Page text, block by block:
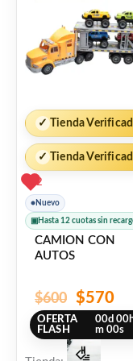
✓ Tienda
✓ Tienda
2
● Nuevo
▣ Hasta 12 cuotas sin
CAMION CON
AUTOS
$600
$600.
$570
OFERTA
FLASH
00d 00
m 00s